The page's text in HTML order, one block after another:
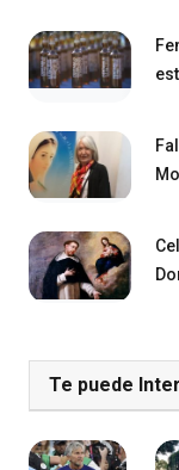
Te puede